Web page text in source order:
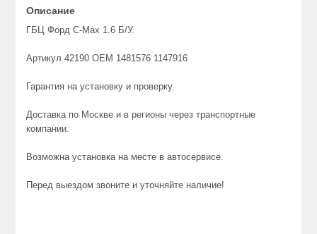
Описание
ГБЦ Форд C-Max 1.6 Б/У.
Артикул 42190 OEM 1481576 1147916
Гарантия на установку и проверку.
Доставка по Москве и в регионы через транспортные
компании.
Возможна установка на месте в автосервисе.
Перед выездом звоните и уточняйте наличие!